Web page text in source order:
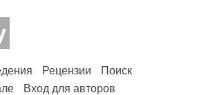
Рецензии
Поиск
Вход для авторов